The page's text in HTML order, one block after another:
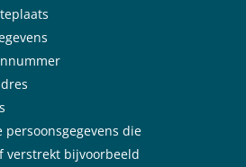
persoonsgegevens die
verstrekt bijvoorbeeld